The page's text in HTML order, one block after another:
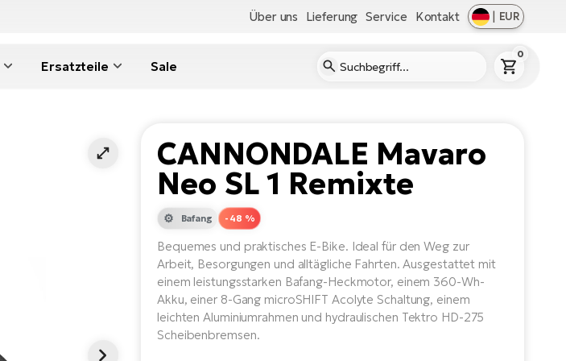
Über uns Lieferung Service Kontakt | EUR
Ersatzteile Sale
0
CANNONDALE Mavaro
Neo SL 1 Remixte
-48 %
Bafang
Bequemes und praktisches E-Bike. Ideal für den Weg zur
Arbeit, Besorgungen und alltägliche Fahrten. Ausgestattet mit
einem leistungsstarken Bafang-Heckmotor, einem 360-Wh-
Akku, einer 8-Gang microSHIFT Acolyte Schaltung, einem
leichten Aluminiumrahmen und hydraulischen Tektro HD-275
Scheibenbremsen.